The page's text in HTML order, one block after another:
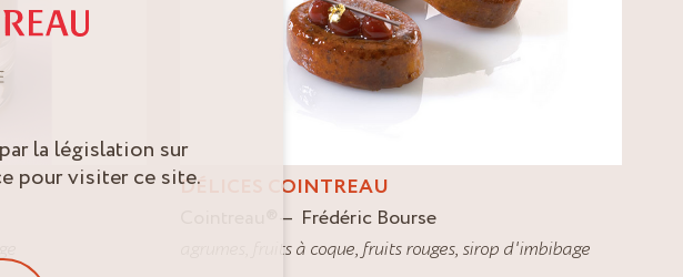
DÉLICES COINTREAU
Frédéric Bourse
fruits à coque,fruits rouges, sirop d'imbibage
la législation sur
pour visiter ce site.